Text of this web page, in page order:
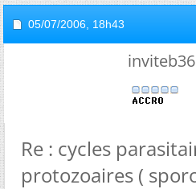
05/07/2006, 18h43
Re : cycles
protozoaires (